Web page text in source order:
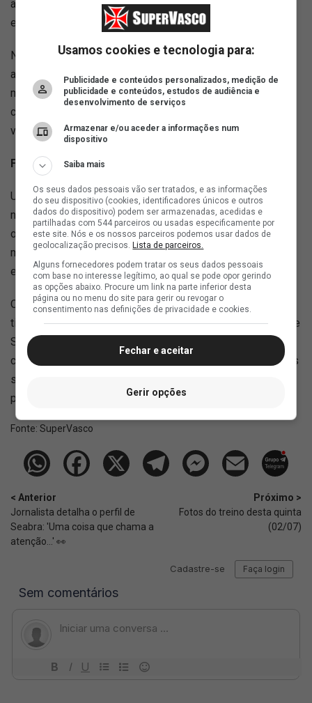
adversário em um bloco 4-3-3 bem definido para forçar o
erro logo no campo de ataque.
No Coritiba, ele demonstrou maior pragmatismo adaptado
ao elenco. Em jogos mais duros, utilizou um bloco
médio/baixo num formato 4-4-2, apostando na
compactação das linhas e saindo em transições rápidas e
verticais.
Fluidez e flexibilidade tática
Uma das principais marcas dele é a capacidade de mexer
na estrutura sem precisar trocar peças. Os pontas têm
obrigações defensivas rígidas de recomposição, e os
meio-campistas precisam ter mobilidade para atacar o
espaço vazio ("atacar a última linha").
O desafio no Vasco: Por ser um técnico que expõe mais o
time ao atacar com muitos jogadores, o principal desafio de
Seabra costuma ser o equilíbrio defensivo. Seus times
costumam produzir um volume alto de gols, mas por vezes
sofrem com a exposição a contra-ataques quando a
pressão pós-perda falha.
Fonte: SuperVasco‎‎‎‎‎‎
< Anterior
Jornalista detalha o perfil de
Seabra: 'Uma coisa que chama a
atenção...' 👀
Próximo >
Fotos do treino desta quinta
(02/07)
Usamos cookies e tecnologia para:
Publicidade e conteúdos personalizados, medição de
publicidade e conteúdos, estudos de audiência e
desenvolvimento de serviços
Armazenar e/ou aceder a informações num
dispositivo
Saiba mais
Os seus dados pessoais vão ser tratados, e as informações
do seu dispositivo (cookies, identificadores únicos e outros
dados do dispositivo) podem ser armazenadas, acedidas e
partilhadas com 544 parceiros ou usadas especificamente por
este site. Nós e os nossos parceiros podemos usar dados de
geolocalização precisos.Lista de parceiros.
Alguns fornecedores podem tratar os seus dados pessoais
com base no interesse legítimo, ao qual se pode opor gerindo
as opções abaixo. Procure um link na parte inferior desta
página ou no menu do site para gerir ou revogar o
consentimento nas definições de privacidade e cookies.
Fechar e aceitar
Gerir opções